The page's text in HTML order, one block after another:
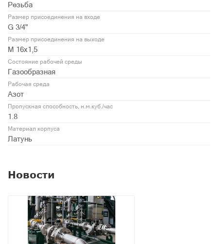
Резьба
Размер присоединения на входе
G 3/4"
Размер присоединения на выходе
М 16х1,5
Состояние рабочей среды
Газообразная
Рабочая среда
Азот
Пропускная способность, н.м.куб./час
1.8
Материал корпуса
Латунь
Новости